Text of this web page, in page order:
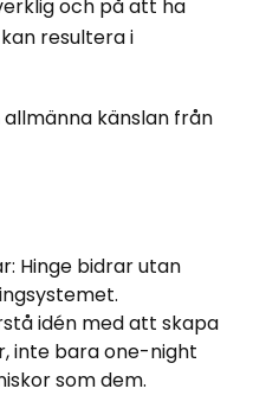
och på att ha
resultera i
känslan från
Hinge bidrar utan
idén med att skapa
inte bara one-night
som dem.